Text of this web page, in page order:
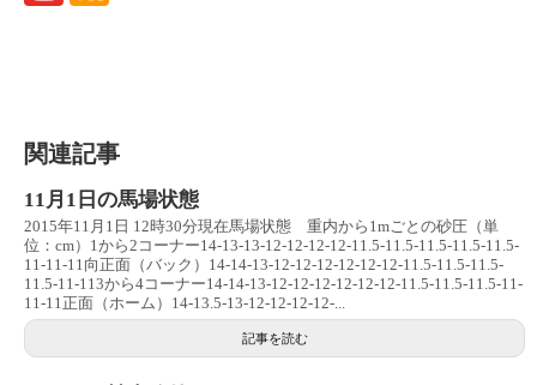
関連記事
11月1日の馬場状態
2015年11月1日 12時30分現在馬場状態 重内から1mごとの砂圧（単
位：cm）1から2コーナー14-13-13-12-12-12-12-11.5-11.5-11.5-11.5-11.5-
11-11-11向正面（バック）14-14-13-12-12-12-12-12-12-11.5-11.5-11.5-
11.5-11-113から4コーナー14-14-13-12-12-12-12-12-12-11.5-11.5-11.5-11-
11-11正面（ホーム）14-13.5-13-12-12-12-12-...
記事を読む